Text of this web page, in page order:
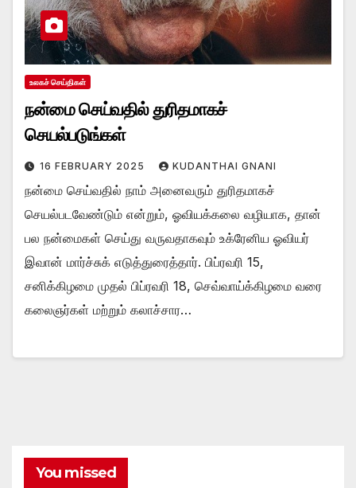
உலகச் செய்திகள்
நன்மை செய்வதில் துரிதமாகச்
செயல்படுங்கள்
16 FEBRUARY 2025 KUDANTHAI GNANI
நன்மை செய்வதில் நாம் அனைவரும் துரிதமாகச்
செயல்படவேண்டும் என்றும், ஓவியக்கலை வழியாக, தான்
பல நன்மைகள் செய்து வருவதாகவும் உக்ரேனிய ஓவியர்
இவான் மார்ச்சுக் எடுத்துரைத்தார். பிப்ரவரி 15,
சனிக்கிழமை முதல் பிப்ரவரி 18, செவ்வாய்க்கிழமை வரை
கலைஞர்கள் மற்றும் கலாச்சார…
You missed